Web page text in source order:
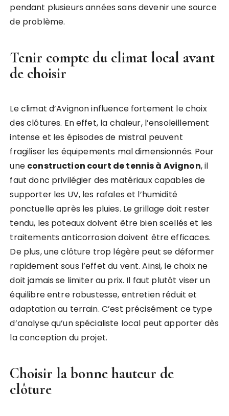
pendant plusieurs années sans devenir une source
de problème.
Tenir compte du climat local avant
de choisir
Le climat d’Avignon influence fortement le choix
des clôtures. En effet, la chaleur, l’ensoleillement
intense et les épisodes de mistral peuvent
fragiliser les équipements mal dimensionnés. Pour
une construction court de tennis à Avignon, il
faut donc privilégier des matériaux capables de
supporter les UV, les rafales et l’humidité
ponctuelle après les pluies. Le grillage doit rester
tendu, les poteaux doivent être bien scellés et les
traitements anticorrosion doivent être efficaces.
De plus, une clôture trop légère peut se déformer
rapidement sous l’effet du vent. Ainsi, le choix ne
doit jamais se limiter au prix. Il faut plutôt viser un
équilibre entre robustesse, entretien réduit et
adaptation au terrain. C’est précisément ce type
d’analyse qu’un spécialiste local peut apporter dès
la conception du projet.
Choisir la bonne hauteur de
clôture